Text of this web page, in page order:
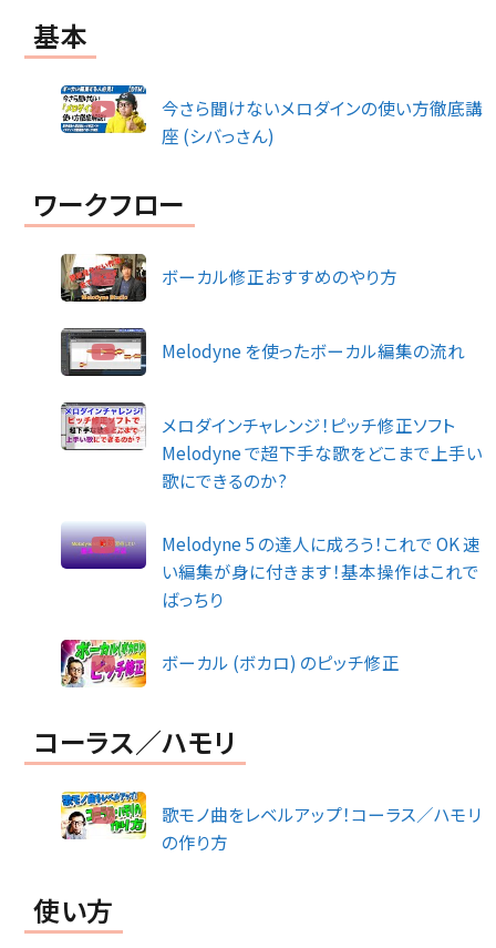
基本
今さら聞けないメロダインの使い方徹底講
座 (シバっさん)
ワークフロー
ボーカル修正おすすめのやり方
Melodyne を使ったボーカル編集の流れ
メロダインチャレンジ！ピッチ修正ソフト
Melodyne で超下手な歌をどこまで上手い
歌にできるのか?
Melodyne 5 の達人に成ろう！これで OK 速
い編集が身に付きます！基本操作はこれで
ばっちり
ボーカル (ボカロ) のピッチ修正
コーラス／ハモリ
歌モノ曲をレベルアップ！コーラス／ハモリ
の作り方
使い方